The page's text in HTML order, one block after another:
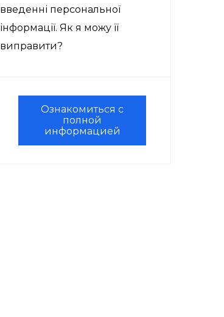
введенні персональної
інформації. Як я можу її
виправити?
Ознакомиться с
полной
информацией